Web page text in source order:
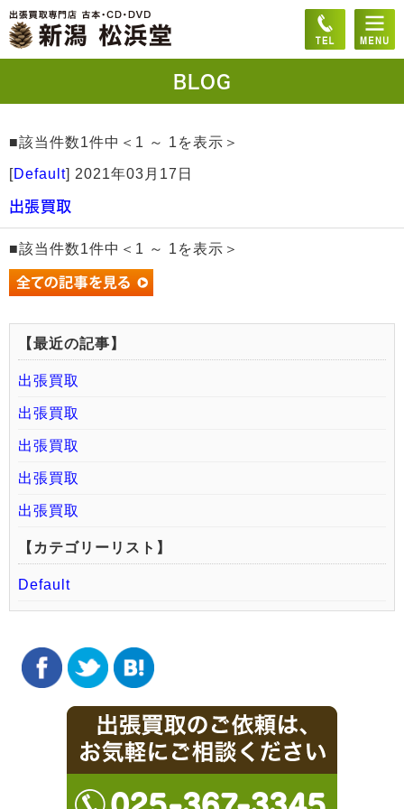
BLOG
■該当件数1件中＜1 ～ 1を表示＞
[Default] 2021年03月17日
出張買取
■該当件数1件中＜1 ～ 1を表示＞
【最近の記事】
出張買取
出張買取
出張買取
出張買取
出張買取
【カテゴリーリスト】
Default